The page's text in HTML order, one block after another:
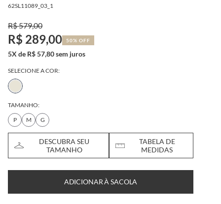
62SL11089_03_1
R$ 579,00
R$ 289,00 50% OFF
5X de R$ 57,80 sem juros
SELECIONE A COR:
TAMANHO:
P
M G
DESCUBRA SEU
TAMANHO
TABELA DE
MEDIDAS
ADICIONAR À SACOLA